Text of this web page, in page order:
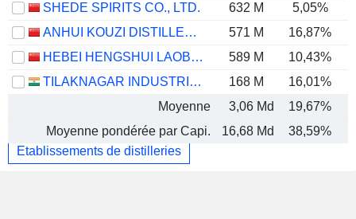
SHEDE SPIRITS CO., LTD.
632 M
5,05%
ANHUI KOUZI DISTILLERY CO., LTD.
571 M 16,87%
HEBEI HENGSHUI LAOBAIGAN LIQUOR CO., LTD.
589 M 10,43%
TILAKNAGAR INDUSTRIES LTD.
168 M 16,01%
Moyenne
3,06 Md 19,67%
Moyenne pondérée par Capi.
16,68 Md 38,59%
Etablissements de distilleries